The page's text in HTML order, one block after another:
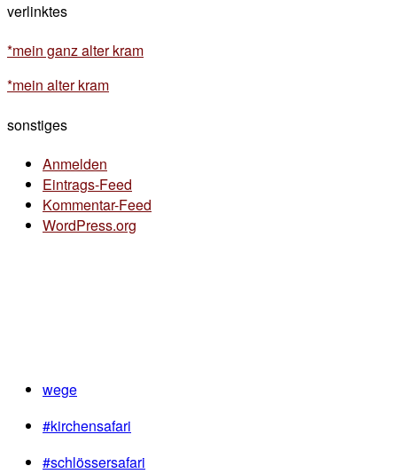
verlinktes
*mein ganz alter kram
*mein alter kram
sonstiges
Anmelden
Eintrags-Feed
Kommentar-Feed
WordPress.org
wege
#kirchensafari
#schlössersafari